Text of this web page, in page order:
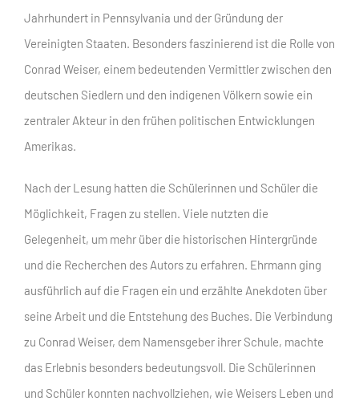
Jahrhundert in Pennsylvania und der Gründung der
Vereinigten Staaten. Besonders faszinierend ist die Rolle von
Conrad Weiser, einem bedeutenden Vermittler zwischen den
deutschen Siedlern und den indigenen Völkern sowie ein
zentraler Akteur in den frühen politischen Entwicklungen
Amerikas.
Nach der Lesung hatten die Schülerinnen und Schüler die
Möglichkeit, Fragen zu stellen. Viele nutzten die
Gelegenheit, um mehr über die historischen Hintergründe
und die Recherchen des Autors zu erfahren. Ehrmann ging
ausführlich auf die Fragen ein und erzählte Anekdoten über
seine Arbeit und die Entstehung des Buches. Die Verbindung
zu Conrad Weiser, dem Namensgeber ihrer Schule, machte
das Erlebnis besonders bedeutungsvoll. Die Schülerinnen
und Schüler konnten nachvollziehen, wie Weisers Leben und